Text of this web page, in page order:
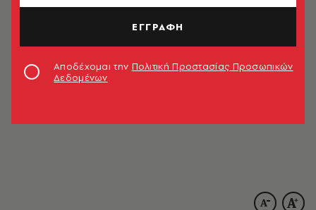
ΕΓΓΡΑΦΗ
Αποδέχομαι την Πολιτική Προστασίας Προσωπικών
Δεδομένων